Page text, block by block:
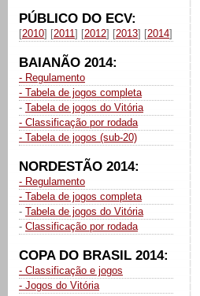
PÚBLICO DO ECV:
[2010] [2011] [2012] [2013] [2014]
BAIANÃO 2014:
- Regulamento
- Tabela de jogos completa
- Tabela de jogos do Vitória
- Classificação por rodada
- Tabela de jogos (sub-20)
NORDESTÃO 2014:
- Regulamento
- Tabela de jogos completa
- Tabela de jogos do Vitória
- Classificação por rodada
COPA DO BRASIL 2014:
- Classificação e jogos
- Jogos do Vitória